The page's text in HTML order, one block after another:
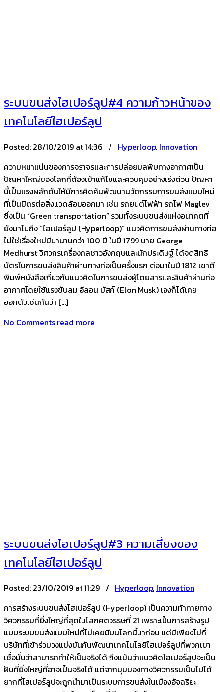
ระบบขนส่งไฮเปอร์ลูป#4 ความก้าวหน้าของ
เทคโนโลยีไฮเปอร์ลูป
Posted: 28/10/2019 at 14:36 / Hyperloop, Innovation
ความหนาแน่นของการจราจรและการปล่อยมลพิษทางอากาศเป็น
ปัญหาใหญ่ของโลกที่ต้องเข้าแก้ไขและควบคุมอย่างเร่งด่วน ปัญหา
นี้เป็นแรงผลักดันให้มีการคิดค้นพัฒนานวัตกรรมการขนส่งแบบใหม่
ที่เป็นมิตรต่อสิ่งแวดล้อมออกมา เช่น รถยนต์ไฟฟ้า รถไฟ Maglev
ซึ่งเป็น “Green transportation” รวมทั้งระบบขนส่งแห่งอนาคตที่
ยังมาไม่ถึง “ไฮเปอร์ลูป (Hyperloop)” แนวคิดการขนส่งผ่านทางท่อ
ไม่ใช่เรื่องใหม่มีมานานกว่า 100 ปี ในปี 1799 นาย George
Medhurst วิศวกรเครื่องกลชาวอังกฤษและนักประดิษฐ์ ได้จดสิทธิ
บัตรในการขนส่งสินค้าผ่านทางท่อเป็นครั้งแรก ต่อมาในปี 1812 เขาตี
พิมพ์หนังสือเกี่ยวกับแนวคิดในการขนส่งผู้โดยสารและสินค้าผ่านท่อ
อากาศโดยใช้แรงขับลม อีลอน มัสก์ (Elon Musk) เองก็ได้เคย
ออกตัวเช่นกันว่า […]
No Comments read more
ระบบขนส่งไฮเปอร์ลูป#3 ความเสี่ยงของ
เทคโนโลยีไฮเปอร์ลูป
Posted: 23/10/2019 at 11:29 / Hyperloop, Innovation
การสร้างระบบขนส่งไฮเปอร์ลูป (Hyperloop) เป็นความท้าทายทาง
วิศวกรรมที่ยิ่งใหญ่ที่สุดในโลกศตวรรษที่ 21 เพราะเป็นการสร้างรูป
แบบระบบขนส่งแบบใหม่ที่ไม่เคยมีบนโลกนี้มาก่อน แต่มีเพียงไม่กี่
บริษัทที่เข้าร่วมวงแข่งขันกันพัฒนาเทคโนโลยีไฮเปอร์ลูปที่พวกเขา
เชื่อมั่นว่าสามารถทำให้เป็นจริงได้ ถึงแม้นว่าแนวคิดไฮเปอร์ลูปจะเป็น
ฝันที่ยิ่งใหญ่ที่อาจเป็นจริงได้ แต่จากมุมมองทางวิศวกรรมเป็นไปได้
ยากที่ไฮเปอร์ลูปจะถูกนำมาเป็นระบบการขนส่งในเมืองอัจฉริยะ